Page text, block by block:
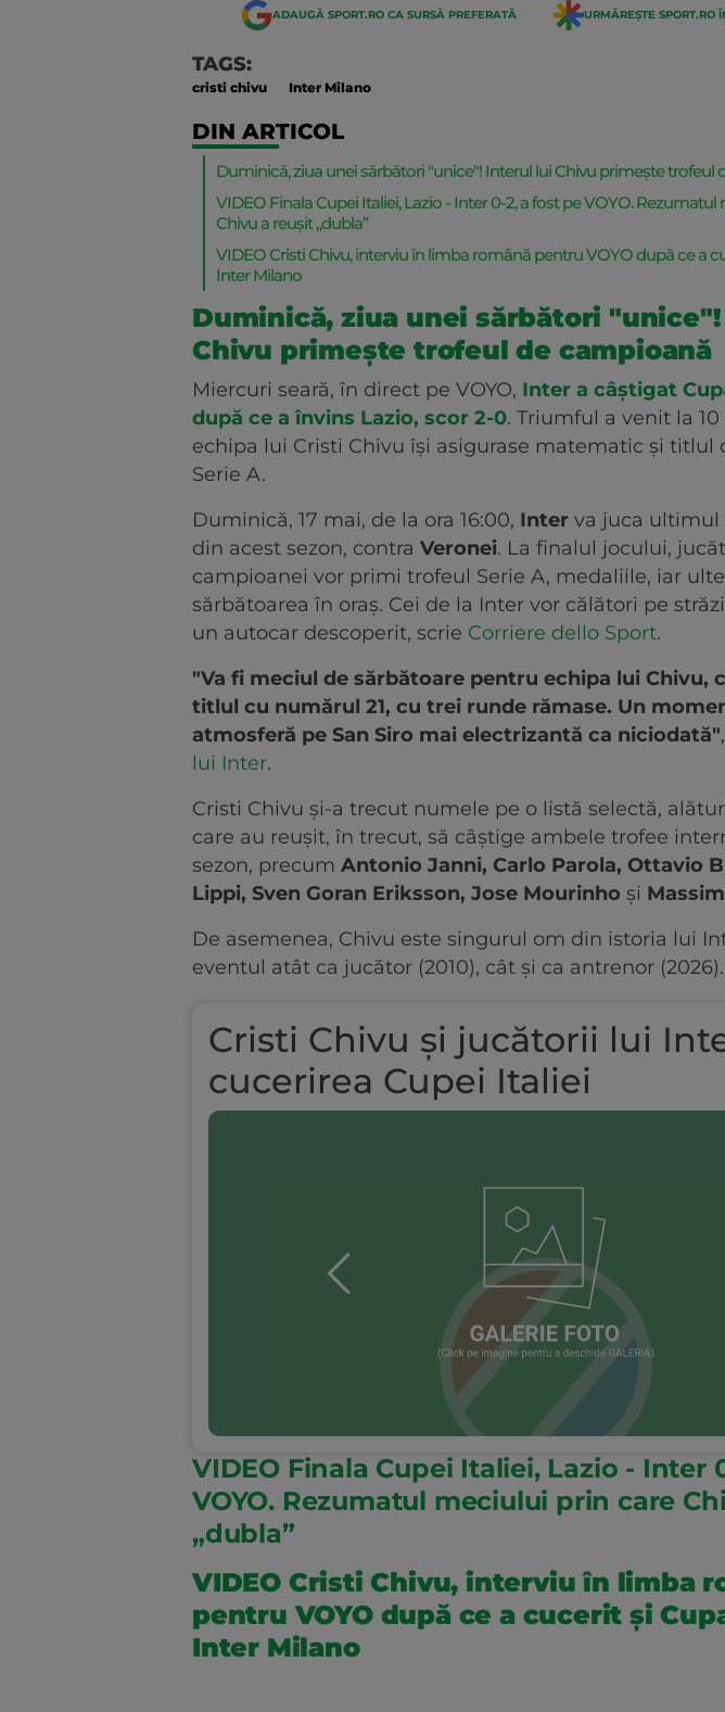
ADAUGĂ SPORT.RO CA SURSĂ PREFERATĂ URMĂREȘTE SPORT.RO
TAGS:
cristi chivu Inter Milano
DIN ARTICOL
Duminică, ziua unei sărbători "unice"! Interul lui Chivu primește trofeul
VIDEO Finala Cupei Italiei, Lazio - Inter 0-2, a fost pe VOYO.
Chivu a reușit „dubla”
VIDEO Cristi Chivu, interviu în limba română pentru VOYO după ce a
Inter Milano
Duminică, ziua unei sărbători
Chivu primește trofeul de campioană
Miercuri seară, în direct pe VOYO, Inter a câștigat
după ce a învins Lazio, scor 2-0. Triumful a venit la
echipa lui Cristi Chivu își asigurase matematic și titlul
Serie A.
Duminică, 17 mai, de la ora 16:00, Inter va juca ultimul
din acest sezon, contra Veronei. La finalul jocului,
campioanei vor primi trofeul Serie A, medaliile, iar
sărbătoarea în oraș. Cei de la Inter vor călători pe
un autocar descoperit, scrie Corriere dello Sport.
"Va fi meciul de sărbătoare pentru echipa lui Chivu,
titlul cu numărul 21, cu trei runde rămase. Un
atmosferă pe San Siro mai electrizantă ca niciodată"
lui Inter.
Cristi Chivu și-a trecut numele pe o listă selectă,
care au reușit, în trecut, să câștige ambele trofee
sezon, precum Antonio Janni, Carlo Parola, Ottavio
Lippi, Sven Goran Eriksson, Jose Mourinho și
De asemenea, Chivu este singurul om din istoria lui
eventul atât ca jucător (2010), cât și ca antrenor (2026).
Cristi Chivu și jucătorii lui
cucerirea Cupei Italiei
VIDEO Finala Cupei Italiei, Lazio - Inter
VOYO. Rezumatul meciului prin care
„dubla”
VIDEO Cristi Chivu, interviu în limba
pentru VOYO după ce a cucerit și
Inter Milano